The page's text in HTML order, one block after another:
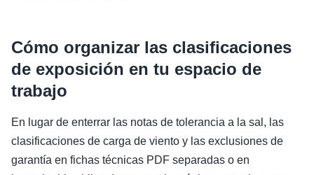
Cómo organizar las clasificaciones
de exposición en tu espacio de
trabajo
En lugar de enterrar las notas de tolerancia a la sal, las
clasificaciones de carga de viento y las exclusiones de
garantía en fichas técnicas PDF separadas o en